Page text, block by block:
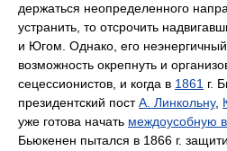
держаться неопределенного
устранить, то отсрочить
и Югом. Однако, его
возможность окрепнуть и
сецессионистов, и когда в 1861 г.
президентский постА. Линкольну,
уже готова начать междоусобную
Бьюкенен пытался в 1866 г.